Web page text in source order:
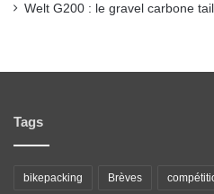
Welt G200 : le gravel carbone
Tags
bikepacking Brèves